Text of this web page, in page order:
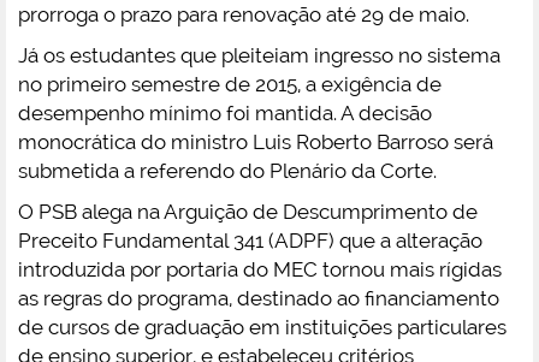
prorroga o prazo para renovação até 29 de maio.
Já os estudantes que pleiteiam ingresso no sistema
no primeiro semestre de 2015, a exigência de
desempenho mínimo foi mantida. A decisão
monocrática do ministro Luis Roberto Barroso será
submetida a referendo do Plenário da Corte.
O PSB alega na Arguição de Descumprimento de
Preceito Fundamental 341 (ADPF) que a alteração
introduzida por portaria do MEC tornou mais rígidas
as regras do programa, destinado ao financiamento
de cursos de graduação em instituições particulares
de ensino superior, e estabeleceu critérios